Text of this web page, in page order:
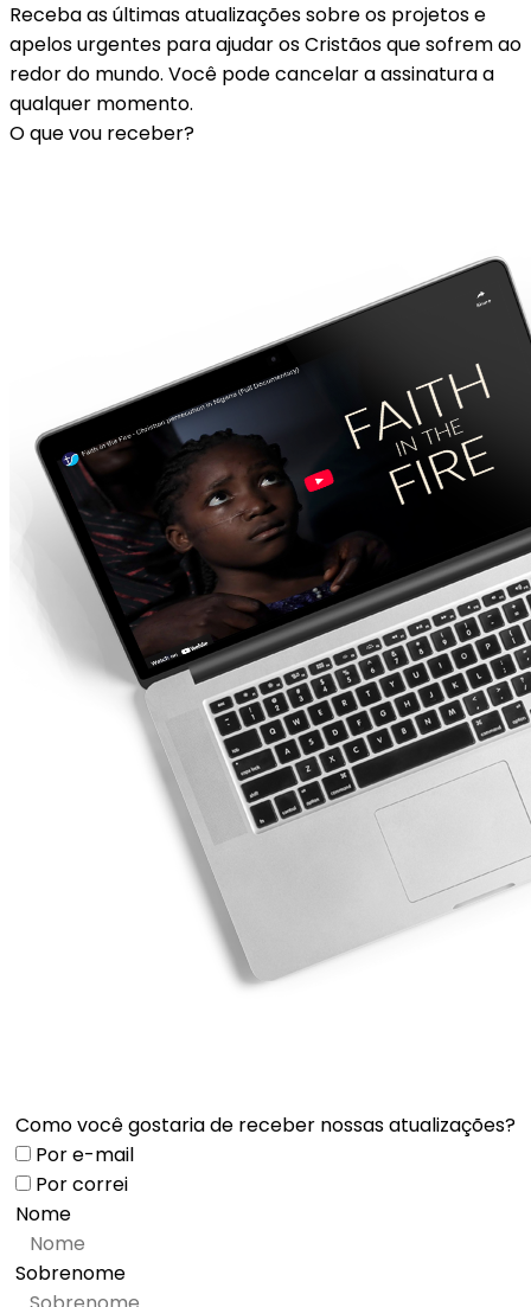
Receba as últimas atualizações sobre os projetos e
apelos urgentes para ajudar os Cristãos que sofrem ao
redor do mundo. Você pode cancelar a assinatura a
qualquer momento.
O que vou receber?
Como você gostaria de receber nossas atualizações?
Por e-mail
Por correi
Nome
Sobrenome